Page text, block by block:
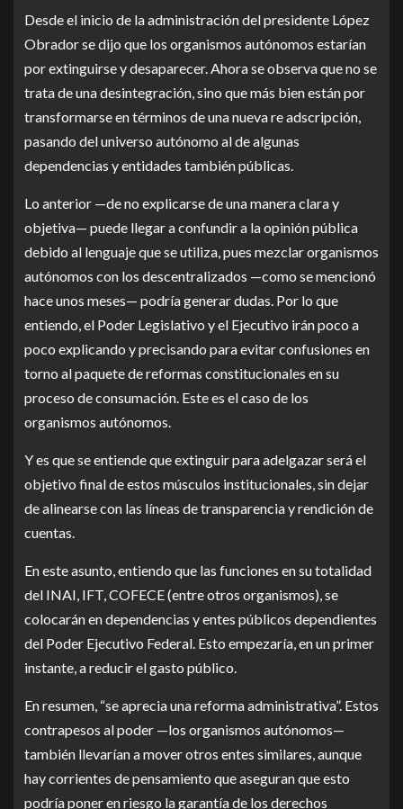
Desde el inicio de la administración del presidente López
Obrador se dijo que los organismos autónomos estarían
por extinguirse y desaparecer. Ahora se observa que no se
trata de una desintegración, sino que más bien están por
transformarse en términos de una nueva re adscripción,
pasando del universo autónomo al de algunas
dependencias y entidades también públicas.
Lo anterior —de no explicarse de una manera clara y
objetiva— puede llegar a confundir a la opinión pública
debido al lenguaje que se utiliza, pues mezclar organismos
autónomos con los descentralizados —como se mencionó
hace unos meses— podría generar dudas. Por lo que
entiendo, el Poder Legislativo y el Ejecutivo irán poco a
poco explicando y precisando para evitar confusiones en
torno al paquete de reformas constitucionales en su
proceso de consumación. Este es el caso de los
organismos autónomos.
Y es que se entiende que extinguir para adelgazar será el
objetivo final de estos músculos institucionales, sin dejar
de alinearse con las líneas de transparencia y rendición de
cuentas.
En este asunto, entiendo que las funciones en su totalidad
del INAI, IFT, COFECE (entre otros organismos), se
colocarán en dependencias y entes públicos dependientes
del Poder Ejecutivo Federal. Esto empezaría, en un primer
instante, a reducir el gasto público.
En resumen, “se aprecia una reforma administrativa”. Estos
contrapesos al poder —los organismos autónomos—
también llevarían a mover otros entes similares, aunque
hay corrientes de pensamiento que aseguran que esto
podría poner en riesgo la garantía de los derechos